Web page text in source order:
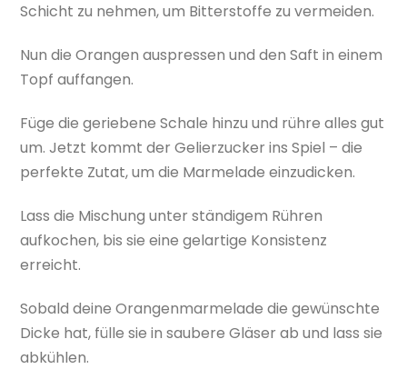
Schicht zu nehmen, um Bitterstoffe zu vermeiden.
Nun die Orangen auspressen und den Saft in einem
Topf auffangen.
Füge die geriebene Schale hinzu und rühre alles gut
um. Jetzt kommt der Gelierzucker ins Spiel – die
perfekte Zutat, um die Marmelade einzudicken.
Lass die Mischung unter ständigem Rühren
aufkochen, bis sie eine gelartige Konsistenz
erreicht.
Sobald deine Orangenmarmelade die gewünschte
Dicke hat, fülle sie in saubere Gläser ab und lass sie
abkühlen.